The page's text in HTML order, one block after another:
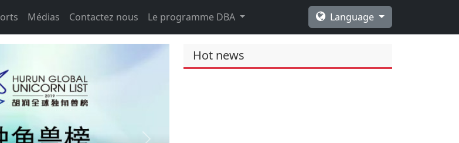
Médias Contactez nous Le programme DBA Language
Hot news